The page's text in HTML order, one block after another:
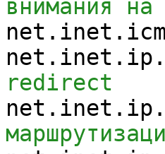
внимания
redirect